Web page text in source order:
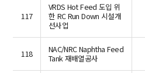
117
VRDS Hot Feed 도입 위
한 RC Run Down 시설개
선사업
118
NAC/NRC Naphtha Feed
Tank 재배열공사